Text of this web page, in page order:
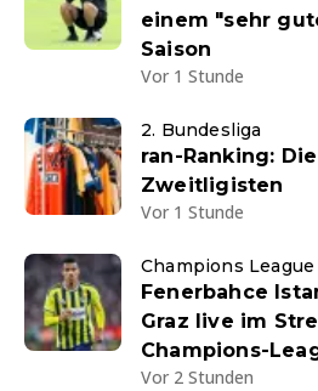
einem "sehr
Saison
Vor 1 Stunde
2. Bundesliga
ran-Ranking:
Zweitligisten
Vor 1 Stunde
Champions League
Fenerbahce
Graz live im
Champions-
Vor 2 Stunden